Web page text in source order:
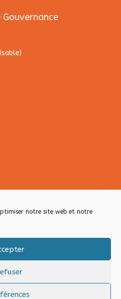
notre site web et notre
| L’efficacité humaniste